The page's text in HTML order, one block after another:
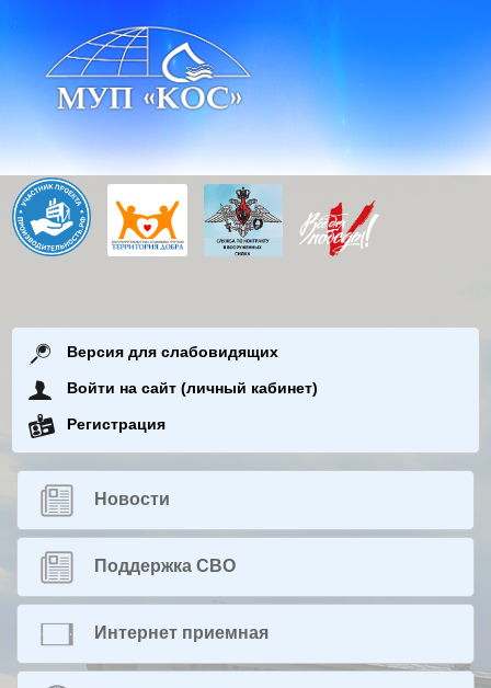
Версия для слабовидящих
Войти на сайт (личный кабинет)
Регистрация
Новости
Поддержка СВО
Интернет приемная